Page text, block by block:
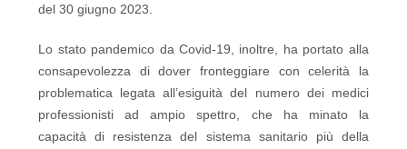
del 30 giugno 2023.
Lo stato pandemico da Covid-19, inoltre, ha portato alla
consapevolezza di dover fronteggiare con celerità la
problematica legata all’esiguità del numero dei medici
professionisti ad ampio spettro, che ha minato la
capacità di resistenza del sistema sanitario più della